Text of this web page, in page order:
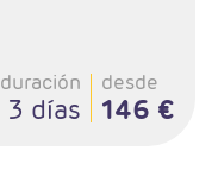
duración
3 días
desde
146 €